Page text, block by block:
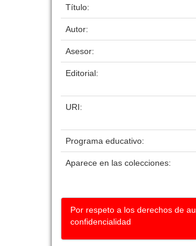
Título:
Autor:
Asesor:
Editorial:
URI:
Programa educativo:
Aparece en las colecciones:
Por respeto a los derechos de
confidencialidad